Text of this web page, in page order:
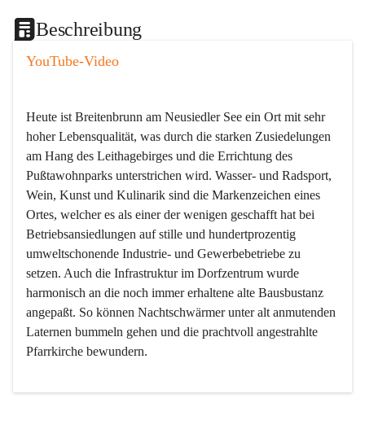
Beschreibung
YouTube-Video
Heute ist Breitenbrunn am Neusiedler See ein Ort mit sehr
hoher Lebensqualität, was durch die starken Zusiedelungen
am Hang des Leithagebirges und die Errichtung des
Pußtawohnparks unterstrichen wird. Wasser- und Radsport,
Wein, Kunst und Kulinarik sind die Markenzeichen eines
Ortes, welcher es als einer der wenigen geschafft hat bei
Betriebsansiedlungen auf stille und hundertprozentig
umweltschonende Industrie- und Gewerbebetriebe zu
setzen. Auch die Infrastruktur im Dorfzentrum wurde
harmonisch an die noch immer erhaltene alte Bausbustanz
angepaßt. So können Nachtschwärmer unter alt anmutenden
Laternen bummeln gehen und die prachtvoll angestrahlte
Pfarrkirche bewundern.
Der Weinbau dominert heute nicht mehr, ist aber integrativer